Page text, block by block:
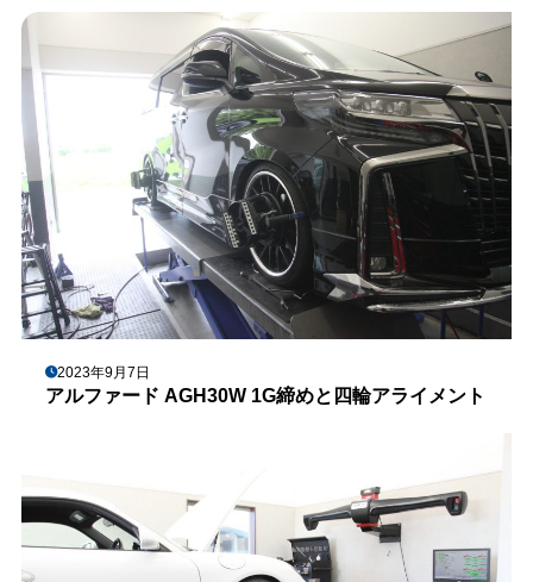
2023年9月7日
アルファード AGH30W 1G締めと四輪アライメント